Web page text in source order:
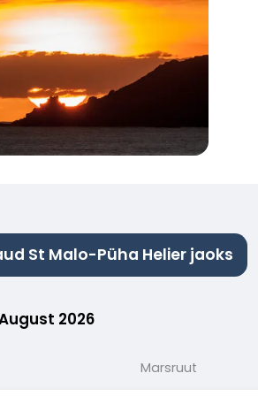
St Malo-Püha Helier jaoks
2026
Marsruut